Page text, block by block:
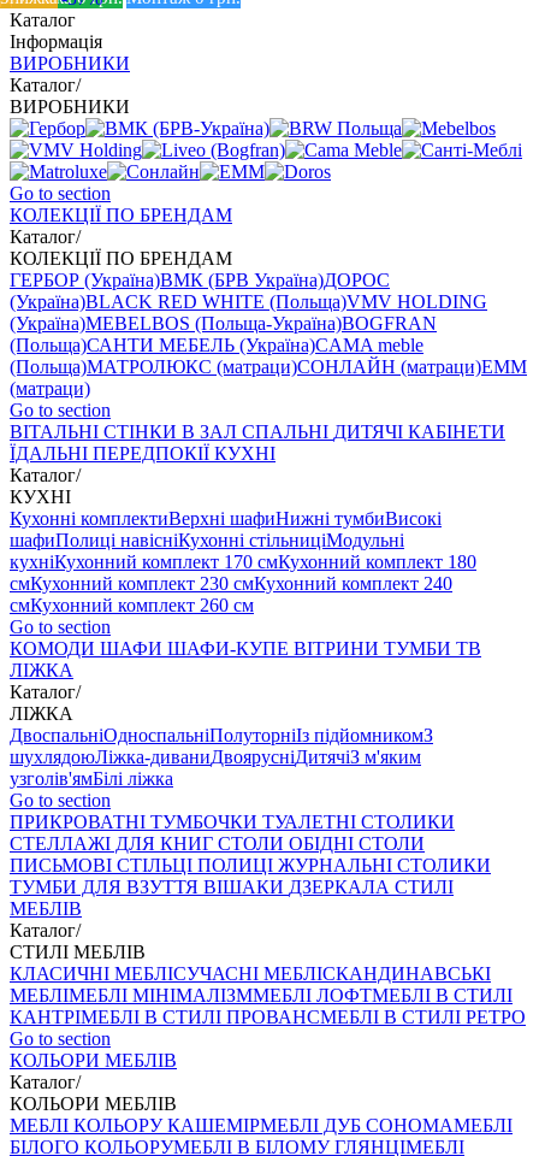
Каталог
Інформація
ВИРОБНИКИ
Каталог/
ВИРОБНИКИ
Go to section
КОЛЕКЦІЇ ПО БРЕНДАМ
Каталог/
КОЛЕКЦІЇ ПО БРЕНДАМ
ГЕРБОР (Україна)ВМК (БРВ Україна)ДОРОС
(Україна)BLACK RED WHITE (Польща)VMV HOLDING
(Україна)MEBELBOS (Польща-Україна)BOGFRAN
(Польща)САНТИ МЕБЕЛЬ (Україна)CAMA meble
(Польща)МАТРОЛЮКС (матраци)СОНЛАЙН (матраци)EMM
(матраци)
Go to section
ВIТАЛЬНI СТІНКИ В ЗАЛ СПАЛЬНІ ДИТЯЧІ КАБІНЕТИ
ЇДАЛЬНI ПЕРЕДПОКІЇ КУХНІ
Каталог/
КУХНІ
Кухонні комплектиВерхні шафиНижні тумбиВисокі
шафиПолиці навісніКухонні стільниціМодульні
кухніКухонний комплект 170 смКухонний комплект 180
смКухонний комплект 230 смКухонний комплект 240
смКухонний комплект 260 см
Go to section
КОМОДИ ШАФИ ШАФИ-КУПЕ ВІТРИНИ ТУМБИ ТВ
ЛІЖКА
Каталог/
ЛІЖКА
ДвоспальніОдноспальніПолуторніІз підйомникомЗ
шухлядоюЛіжка-диваниДвоярусніДитячіЗ м'яким
узголів'ямБілі ліжка
Go to section
ПРИКРОВАТНІ ТУМБОЧКИ ТУАЛЕТНІ СТОЛИКИ
СТЕЛЛАЖІ ДЛЯ КНИГ СТОЛИ ОБІДНІ СТОЛИ
ПИСЬМОВІ СТІЛЬЦI ПОЛИЦІ ЖУРНАЛЬНІ СТОЛИКИ
ТУМБИ ДЛЯ ВЗУТТЯ ВІШАКИ ДЗЕРКАЛА СТИЛІ
МЕБЛІВ
Каталог/
СТИЛІ МЕБЛІВ
КЛАСИЧНІ МЕБЛІСУЧАСНІ МЕБЛІСКАНДИНАВСЬКІ
МЕБЛІМЕБЛІ МІНІМАЛІЗММЕБЛІ ЛОФТМЕБЛІ В СТИЛІ
КАНТРІМЕБЛІ В СТИЛІ ПРОВАНСМЕБЛІ В СТИЛІ РЕТРО
Go to section
КОЛЬОРИ МЕБЛІВ
Каталог/
КОЛЬОРИ МЕБЛІВ
МЕБЛІ КОЛЬОРУ КАШЕМІРМЕБЛІ ДУБ СОНОМАМЕБЛІ
БІЛОГО КОЛЬОРУМЕБЛІ В БІЛОМУ ГЛЯНЦІМЕБЛІ